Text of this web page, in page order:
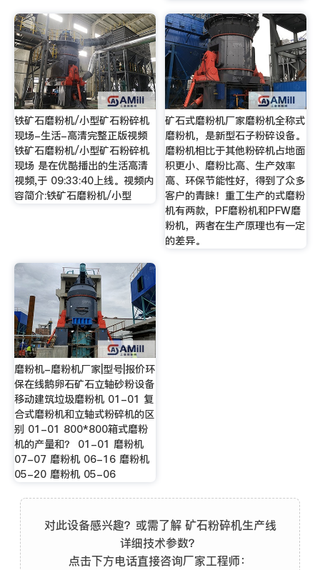
铁矿石磨粉机/小型矿石粉碎机
现场-生活-高清完整正版视频
铁矿石磨粉机/小型矿石粉碎机
现场 是在优酷播出的生活高清
视频,于 09:33:40上线。视频内
容简介:铁矿石磨粉机/小型
矿石式磨粉机厂家磨粉机全称式
磨粉机，是新型石子粉碎设备。
磨粉机相比于其他粉碎机占地面
积更小、磨粉比高、生产效率
高、环保节能性好，得到了众多
客户的青睐！重工生产的式磨粉
机有两款，PF磨粉机和PFW磨
粉机，两者在生产原理也有一定
的差异。
磨粉机-磨粉机厂家|型号|报价环
保在线鹅卵石矿石立轴砂粉设备
移动建筑垃圾磨粉机 01-01 复
合式磨粉机和立轴式粉碎机的区
别 01-01 800*800箱式磨粉
机的产量和？ 01-01 磨粉机
07-07 磨粉机 06-16 磨粉机
05-20 磨粉机 05-06
对此设备感兴趣？或需了解 矿石粉碎机生产线
详细技术参数？
点击下方电话直接咨询厂家工程师：